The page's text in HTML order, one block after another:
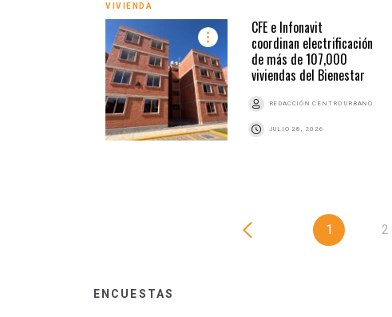
VIVIENDA
CFE e Infonavit
coordinan electrificación
de más de 107,000
viviendas del Bienestar
REDACCIÓN CENTRO URBANO
JULIO 28, 2026
1 2
ENCUESTAS